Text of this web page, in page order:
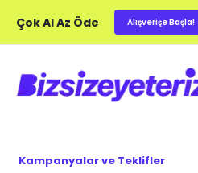
Çok Al Az Öde Alışverişe Başla!
Kampanyalar ve Teklifler